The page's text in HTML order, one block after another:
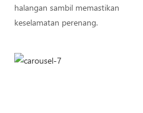
halangan sambil memastikan
keselamatan perenang.